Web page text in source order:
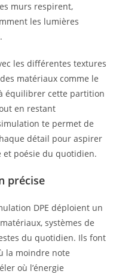
murs respirent,
les lumières
les différentes textures
matériaux comme le
équilibrer cette partition
en restant
te permet de
détail pour aspirer
et poésie du quotidien.
précise
DPE déploient un
systèmes de
du quotidien. Ils font
la moindre note
où l’énergie